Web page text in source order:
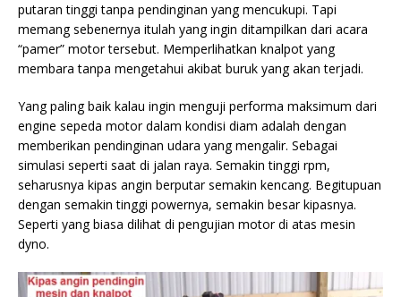
putaran tinggi tanpa pendinginan yang mencukupi. Tapi
memang sebenernya itulah yang ingin ditampilkan dari acara
“pamer” motor tersebut. Memperlihatkan knalpot yang
membara tanpa mengetahui akibat buruk yang akan terjadi.
Yang paling baik kalau ingin menguji performa maksimum dari
engine sepeda motor dalam kondisi diam adalah dengan
memberikan pendinginan udara yang mengalir. Sebagai
simulasi seperti saat di jalan raya. Semakin tinggi rpm,
seharusnya kipas angin berputar semakin kencang. Begitupuan
dengan semakin tinggi powernya, semakin besar kipasnya.
Seperti yang biasa dilihat di pengujian motor di atas mesin
dyno.